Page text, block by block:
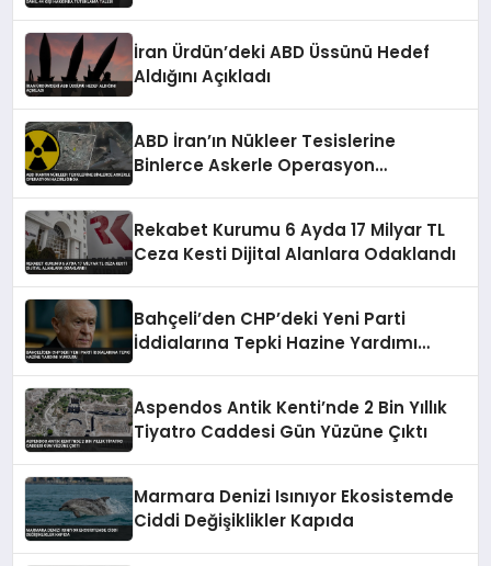
İran Ürdün’deki ABD Üssünü Hedef
Aldığını Açıkladı
ABD İran’ın Nükleer Tesislerine
Binlerce Askerle Operasyon
Rekabet Kurumu 6 Ayda 17 Milyar TL
Ceza Kesti Dijital Alanlara Odaklandı
Bahçeli’den CHP’deki Yeni Parti
İddialarına Tepki Hazine Yardımı
Aspendos Antik Kenti’nde 2 Bin Yıllık
Tiyatro Caddesi Gün Yüzüne Çıktı
Marmara Denizi Isınıyor Ekosistemde
Ciddi Değişiklikler Kapıda